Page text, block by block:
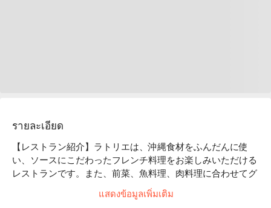
รายละเอียด
【レストラン紹介】ラトリエは、沖縄食材をふんだんに使
い、ソースにこだわったフレンチ料理をお楽しみいただける
レストランです。また、前菜、魚料理、肉料理に合わせてグ
ラスワインがセレクトでき、料理とワインのコンビネーショ
แสดงข้อมูลเพิ่มเติม